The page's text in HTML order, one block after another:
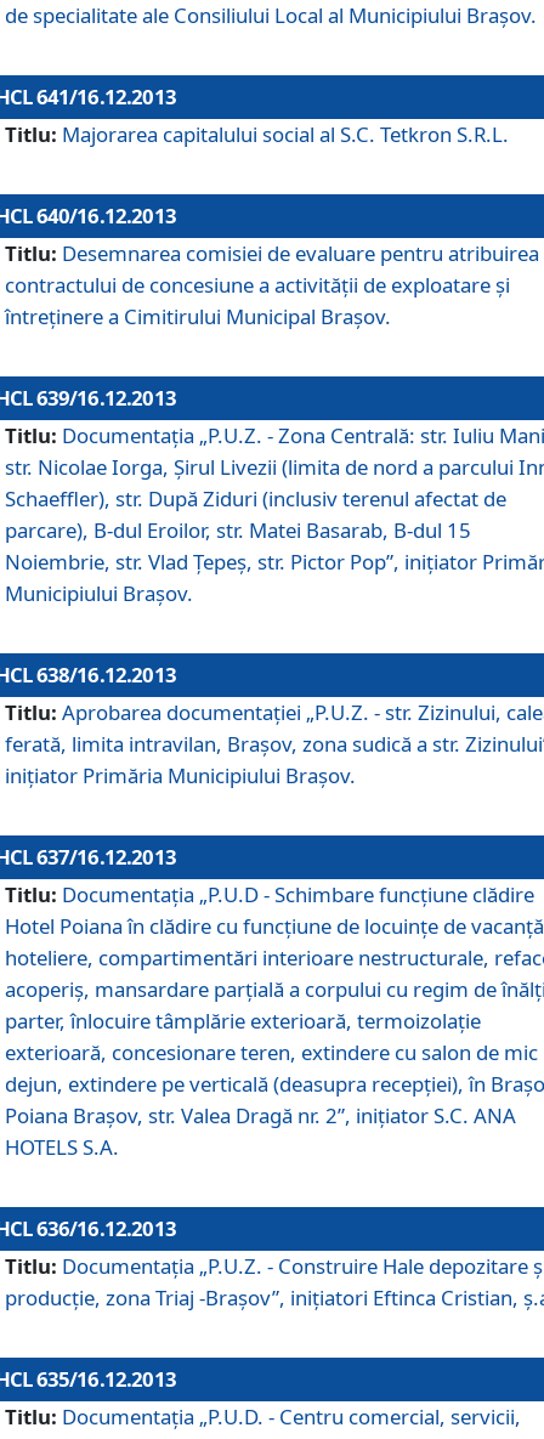
de specialitate ale Consiliului Local al Municipiului Braşov.
641/16.12.2013
Titlu: Majorarea capitalului social al S.C. Tetkron S.R.L.
640/16.12.2013
Titlu: Desemnarea comisiei de evaluare pentru atribuirea
contractului de concesiune a activităţii de exploatare şi
întreţinere a Cimitirului Municipal Braşov.
639/16.12.2013
Titlu: Documentaţia „P.U.Z. - Zona Centrală: str. Iuliu
str. Nicolae Iorga, Şirul Livezii (limita de nord a parcului
Schaeffler), str. După Ziduri (inclusiv terenul afectat de
parcare), B-dul Eroilor, str. Matei Basarab, B-dul 15
Noiembrie, str. Vlad Ţepeş, str. Pictor Pop”, iniţiator
Municipiului Braşov.
638/16.12.2013
Titlu: Aprobarea documentaţiei „P.U.Z. - str. Zizinului,
ferată, limita intravilan, Braşov, zona sudică a str.
iniţiator Primăria Municipiului Braşov.
637/16.12.2013
Titlu: Documentaţia „P.U.D - Schimbare funcţiune clădire
Hotel Poiana în clădire cu funcţiune de locuinţe de
hoteliere, compartimentări interioare nestructurale,
acoperiş, mansardare parţială a corpului cu regim de
parter, înlocuire tâmplărie exterioară, termoizolaţie
exterioară, concesionare teren, extindere cu salon de mic
dejun, extindere pe verticală (deasupra recepţiei), în
Poiana Braşov, str. Valea Dragă nr. 2”, iniţiator S.C. ANA
HOTELS S.A.
636/16.12.2013
Titlu: Documentaţia „P.U.Z. - Construire Hale depozitare
producţie, zona Triaj -Braşov”, iniţiatori Eftinca Cristian,
635/16.12.2013
Titlu: Documentaţia „P.U.D. - Centru comercial, servicii,